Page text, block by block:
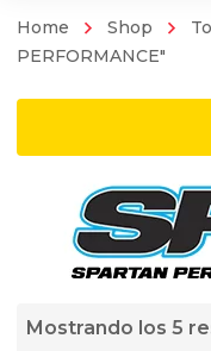
Home Shop
PERFORMANCE"
Mostrando los 5